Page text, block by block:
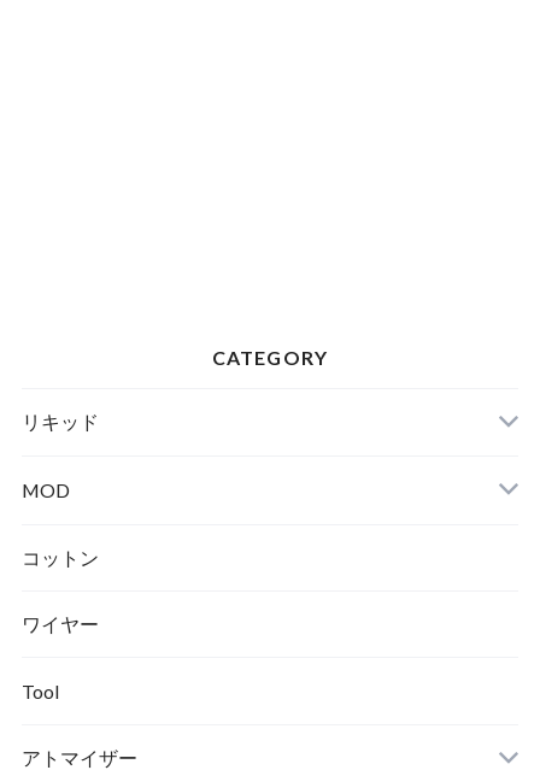
CATEGORY
リキッド
MOD
テクニカル
メカニカル
コットン
ワイヤー
Tool
アトマイザー